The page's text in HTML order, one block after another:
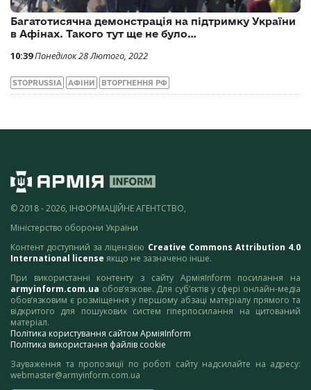
Багатотисячна демонстрація на підтримку України
в Афінах. Такого тут ще не було…
10:39Понеділок 28 Лютого, 2022
STOPRUSSIA АФІНИ ВТОРГНЕННЯ РФ
© 2018 - 2026, ІНФОРМАЦІЙНЕ АГЕНТСТВО,
Міністерство оборони України
Контент доступний за ліцензією Creative Commons Attribution 4.0
International license якщо не зазначено інше.
При використанні контенту з сайту АрміяInform посилання на
armyinform.com.ua обов’язкове. Для суб’єктів у сфері онлайн-медіа
обов’язковим є розміщення у першому абзаці матеріалу прямого та
відкритого для пошукових систем гіперпосилання на цитований
матеріал.
Політика користування сайтом АрміяInform
Політика використання файлів cookie
Зауваження та пропозиції по роботі сайту надсилайте на адресу:
webmaster@armyinform.com.ua